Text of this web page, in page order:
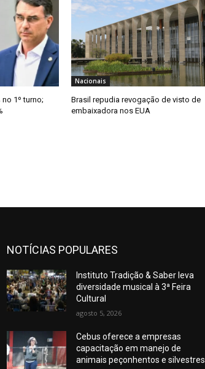
no 1º turno;
Nacionais
Brasil repudia revogação de visto de
embaixadora nos EUA
NOTÍCIAS POPULARES
Instituto Tradição & Saber leva
diversidade musical à 3ª Feira
Cultural
agosto 5, 2026
Cebus oferece a empresas
capacitação em manejo de
animais peçonhentos e silvestres